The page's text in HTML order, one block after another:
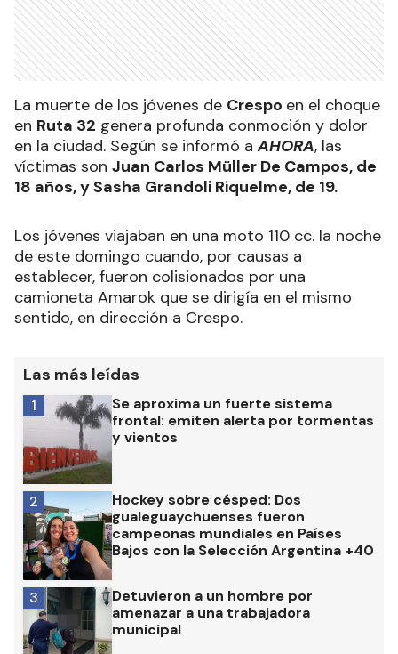
La muerte de los jóvenes de Crespo en el choque
en Ruta 32 genera profunda conmoción y dolor
en la ciudad. Según se informó aAHORA, las
víctimas son Juan Carlos Müller De Campos, de
18 años, y Sasha Grandoli Riquelme, de 19.
Los jóvenes viajaban en una moto 110 cc. la noche
de este domingo cuando, por causas a
establecer, fueron colisionados por una
camioneta Amarok que se dirigía en el mismo
sentido, en dirección a Crespo.
Las más leídas
Se aproxima un fuerte sistema
frontal: emiten alerta por tormentas
y vientos
1
Hockey sobre césped: Dos
gualeguaychuenses fueron
campeonas mundiales en Países
Bajos con la Selección Argentina +40
2
Detuvieron a un hombre por
amenazar a una trabajadora
municipal
3